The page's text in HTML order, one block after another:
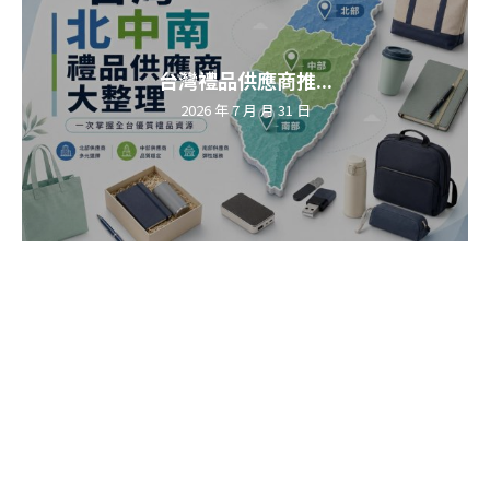
台灣禮品供應商推...
2026 年 7 月 月 31 日